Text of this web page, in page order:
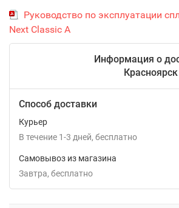
Руководство по эксплуатации
Next Classic A
Информация о
Красноярск
Способ доставки
Курьер
В течение 1-3 дней Бесплатно
Самовывоз из магазина
Завтра
Бесплатно